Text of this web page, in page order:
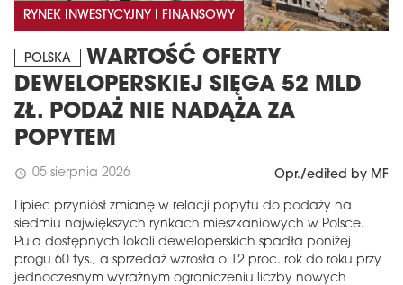
RYNEK INWESTYCYJNY I FINANSOWY
POLSKA
WARTOŚĆ OFERTY
DEWELOPERSKIEJ SIĘGA 52 MLD
ZŁ. PODAŻ NIE NADĄŻA ZA
POPYTEM
schedule 05 sierpnia 2026 Opr./edited by MF
Lipiec przyniósł zmianę w relacji popytu do podaży na
siedmiu największych rynkach mieszkaniowych w Polsce.
Pula dostępnych lokali deweloperskich spadła poniżej
progu 60 tys., a sprzedaż wzrosła o 12 proc. rok do roku przy
jednoczesnym wyraźnym ograniczeniu liczby nowych